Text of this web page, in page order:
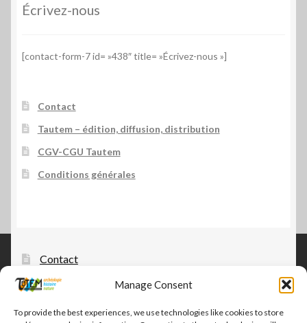
Manage Consent
To provide the best experiences, we use technologies like cookies to store
Écrivez-nous
[contact-form-7 id= »438″ title= »Écrivez-nous »]
Contact
Tautem – édition, diffusion, distribution
CGV-CGU Tautem
Conditions générales
Contact
Tautem – édition, diffusion, distribution
CGV-CGU Tautem